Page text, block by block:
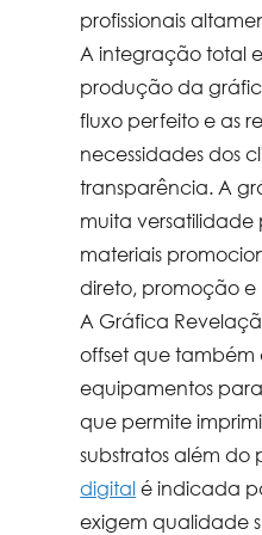
profissionais
A integração total
produção da
fluxo perfeito e as
necessidades dos
transparência. A
muita versatilidade
materiais
direto, promoção
A Gráfica
offset que também
equipamentos
que permite
substratos além do
digital é indicada
exigem qualidade